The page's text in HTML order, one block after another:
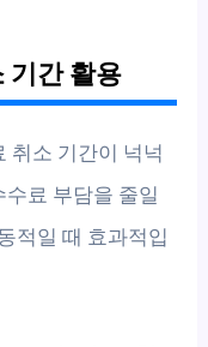
기간 활용
취소 기간이 넉넉
료 부담을 줄일
적일 때 효과적입